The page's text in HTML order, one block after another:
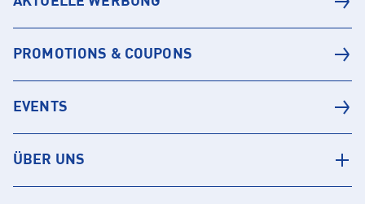
PROMOTIONS & COUPONS
EVENTS
ÜBER UNS